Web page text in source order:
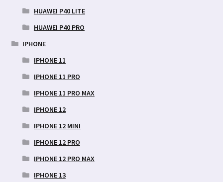
HUAWEI P40 LITE
HUAWEI P40 PRO
IPHONE
IPHONE 11
IPHONE 11 PRO
IPHONE 11 PRO MAX
IPHONE 12
IPHONE 12 MINI
IPHONE 12 PRO
IPHONE 12 PRO MAX
IPHONE 13